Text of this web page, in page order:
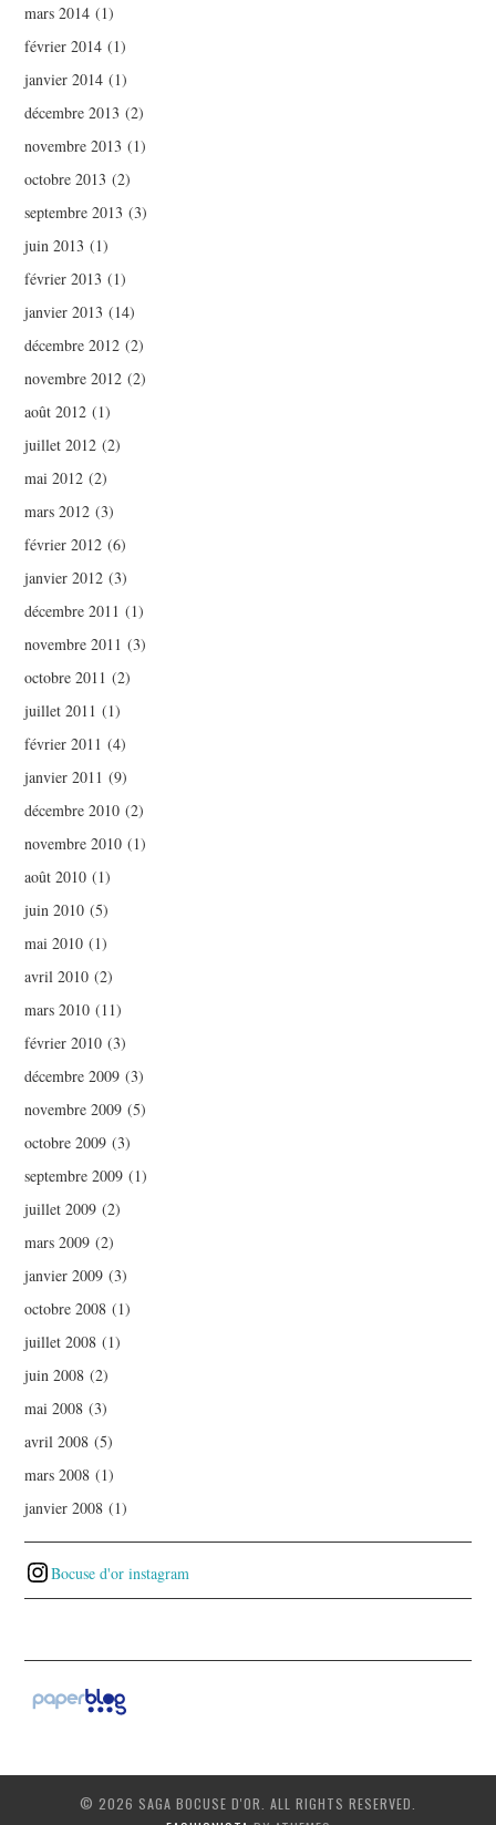
mars 2014 (1)
février 2014 (1)
janvier 2014 (1)
décembre 2013 (2)
novembre 2013 (1)
octobre 2013 (2)
septembre 2013 (3)
juin 2013 (1)
février 2013 (1)
janvier 2013 (14)
décembre 2012 (2)
novembre 2012 (2)
août 2012 (1)
juillet 2012 (2)
mai 2012 (2)
mars 2012 (3)
février 2012 (6)
janvier 2012 (3)
décembre 2011 (1)
novembre 2011 (3)
octobre 2011 (2)
juillet 2011 (1)
février 2011 (4)
janvier 2011 (9)
décembre 2010 (2)
novembre 2010 (1)
août 2010 (1)
juin 2010 (5)
mai 2010 (1)
avril 2010 (2)
mars 2010 (11)
février 2010 (3)
décembre 2009 (3)
novembre 2009 (5)
octobre 2009 (3)
septembre 2009 (1)
juillet 2009 (2)
mars 2009 (2)
janvier 2009 (3)
octobre 2008 (1)
juillet 2008 (1)
juin 2008 (2)
mai 2008 (3)
avril 2008 (5)
mars 2008 (1)
janvier 2008 (1)
Bocuse d'or instagram
© 2026 SAGA BOCUSE D'OR. ALL RIGHTS RESERVED.